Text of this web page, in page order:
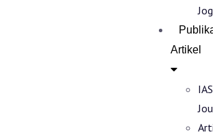
Artikel
IAS